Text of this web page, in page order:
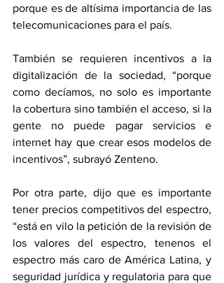
porque es de altísima importancia de las
telecomunicaciones para el país.
También se requieren incentivos a la
digitalización de la sociedad, “porque
como decíamos, no solo es importante
la cobertura sino también el acceso, si la
gente no puede pagar servicios e
internet hay que crear esos modelos de
incentivos”, subrayó Zenteno.
Por otra parte, dijo que es importante
tener precios competitivos del espectro,
“está en vilo la petición de la revisión de
los valores del espectro, tenenos el
espectro más caro de América Latina, y
seguridad jurídica y regulatoria para que